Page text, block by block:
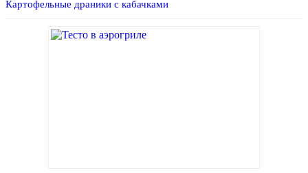
Картофельные драники с кабачками